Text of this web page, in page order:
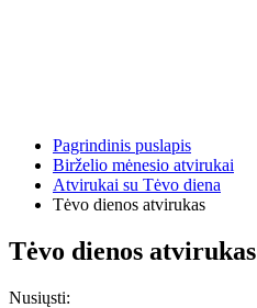
Pagrindinis puslapis
Birželio mėnesio atvirukai
Atvirukai su Tėvo diena
Tėvo dienos atvirukas
Tėvo dienos atvirukas
Nusiųsti: